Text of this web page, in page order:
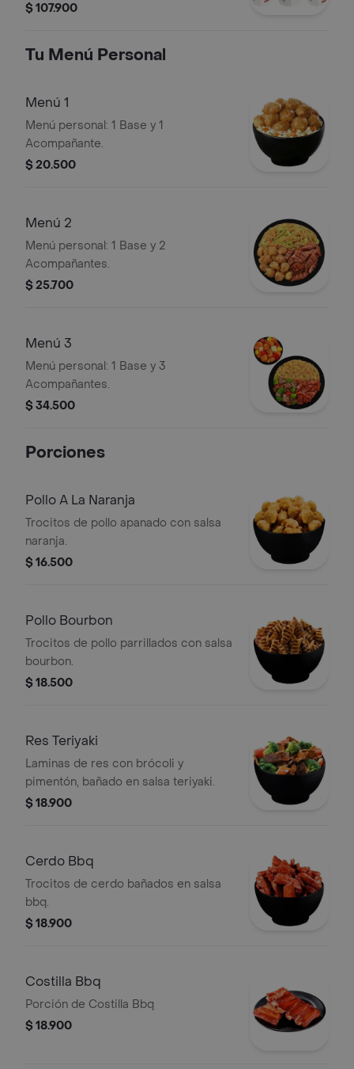
$ 107.900
Tu Menú Personal
Menú 1
Menú personal: 1 Base y 1
Acompañante.
$ 20.500
Menú 2
Menú personal: 1 Base y 2
Acompañantes.
$ 25.700
Menú 3
Menú personal: 1 Base y 3
Acompañantes.
$ 34.500
Porciones
Pollo A La Naranja
Trocitos de pollo apanado con salsa
naranja.
$ 16.500
Pollo Bourbon
Trocitos de pollo parrillados con salsa
bourbon.
$ 18.500
Res Teriyaki
Laminas de res con brócoli y
pimentón, bañado en salsa teriyaki.
$ 18.900
Cerdo Bbq
Trocitos de cerdo bañados en salsa
bbq.
$ 18.900
Costilla Bbq
Porción de Costilla Bbq
$ 18.900